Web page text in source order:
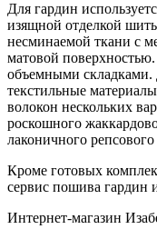
Для гардин
изящной отделкой
несминаемой ткани с
матовой
объемными складками.
текстильные
волокон нескольких
роскошного
лаконичного репсового
Кроме готовых
сервис пошива гардин
Интернет-магазин